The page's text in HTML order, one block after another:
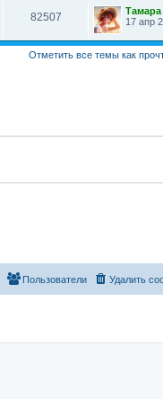
82507
Тамара
17 апр
Отметить все темы как
Удалить
Пользователи